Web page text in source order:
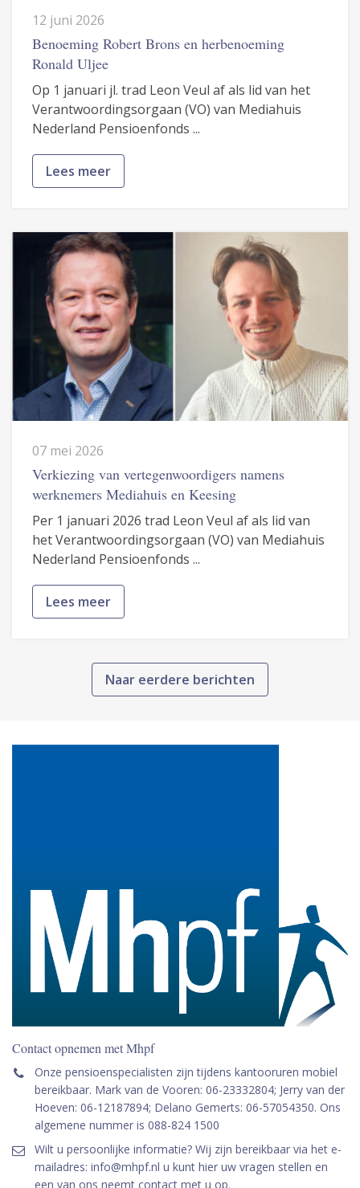
12 juni 2026
Benoeming Robert Brons en herbenoeming
Ronald Uljee
Op 1 januari jl. trad Leon Veul af als lid van het
Verantwoordingsorgaan (VO) van Mediahuis
Nederland Pensioenfonds ...
Lees meer
07 mei 2026
Verkiezing van vertegenwoordigers namens
werknemers Mediahuis en Keesing
Per 1 januari 2026 trad Leon Veul af als lid van
het Verantwoordingsorgaan (VO) van Mediahuis
Nederland Pensioenfonds ...
Lees meer
Naar eerdere berichten
Contact opnemen met Mhpf
Onze pensioenspecialisten zijn tijdens kantooruren mobiel
bereikbaar. Mark van de Vooren: 06-23332804; Jerry van der
Hoeven: 06-12187894; Delano Gemerts: 06-57054350. Ons
algemene nummer is 088-824 1500
Wilt u persoonlijke informatie? Wij zijn bereikbaar via het e-
mailadres: info@mhpf.nl u kunt hier uw vragen stellen en
een van ons neemt contact met u op.